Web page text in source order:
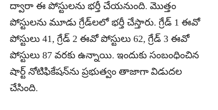
ద్వారా ఈ పోస్టులను భర్తీ చేయనుంది. మొత్తం
పోస్టులను మూడు గ్రేడ్‌లలో భర్తీ చేస్తారు. గ్రేడ్ 1 ఈవో
పోస్టులు 41, గ్రేడ్ 2 ఈవో పోస్టులు 62, గ్రేడ్ 3 ఈవో
పోస్టులు 87 వరకు ఉన్నాయి. ఇందుకు సంబంధించిన
షార్ట్‌ నోటిఫికేషన్‌ను ప్రభుత్వం తాజాగా విడుదల
చేసింది.